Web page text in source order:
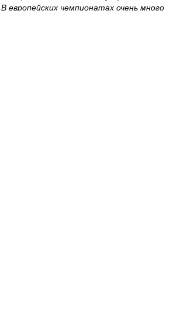
В европейских чемпионатах очень много